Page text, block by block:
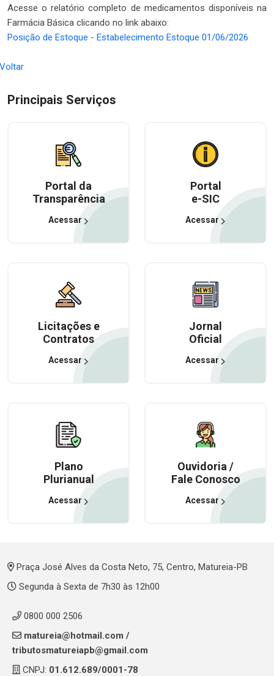
Acesse o relatório completo de medicamentos disponíveis na
Farmácia Básica clicando no link abaixo:
Posição de Estoque - Estabelecimento Estoque 01/06/2026
Principais Serviços
Portal da
Transparência
Acessar
Portal
e-SIC
Acessar
Licitações e
Contratos
Acessar
Jornal
Oficial
Acessar
Plano
Plurianual
Acessar
Ouvidoria /
Fale Conosco
Acessar
Praça José Alves da Costa Neto, 75, Centro, Matureia-PB
Segunda à Sexta de 7h30 às 12h00
0800 000 2506
matureia@hotmail.com /
tributosmatureiapb@gmail.com
CNPJ: 01.612.689/0001-78